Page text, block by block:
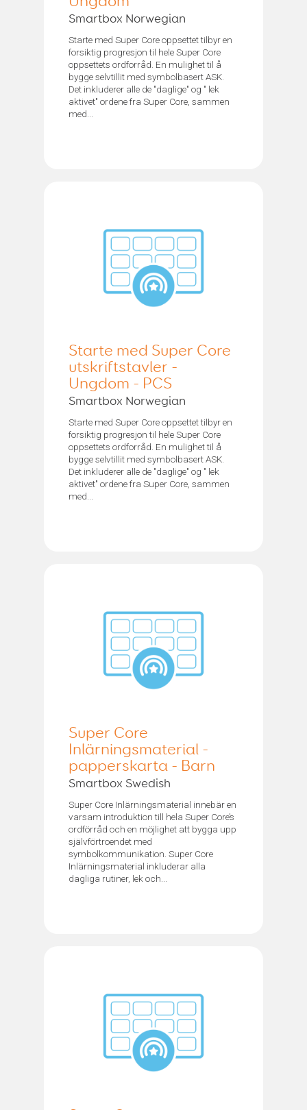
Smartbox Norwegian
Starte med Super Core oppsettet tilbyr en
forsiktig progresjon til hele Super Core
oppsettets ordforråd. En mulighet til å
bygge selvtillit med symbolbasert ASK.
Det inkluderer alle de "daglige" og " lek
aktivet" ordene fra Super Core, sammen
med...
Starte med Super Core
utskriftstavler -
Ungdom - PCS
Smartbox Norwegian
Starte med Super Core oppsettet tilbyr en
forsiktig progresjon til hele Super Core
oppsettets ordforråd. En mulighet til å
bygge selvtillit med symbolbasert ASK.
Det inkluderer alle de "daglige" og " lek
aktivet" ordene fra Super Core, sammen
med...
Super Core
Inlärningsmaterial -
papperskarta - Barn
Smartbox Swedish
Super Core Inlärningsmaterial innebär en
varsam introduktion till hela Super Core’s
ordförråd och en möjlighet att bygga upp
självförtroendet med
symbolkommunikation. Super Core
Inlärningsmaterial inkluderar alla
dagliga rutiner, lek och...